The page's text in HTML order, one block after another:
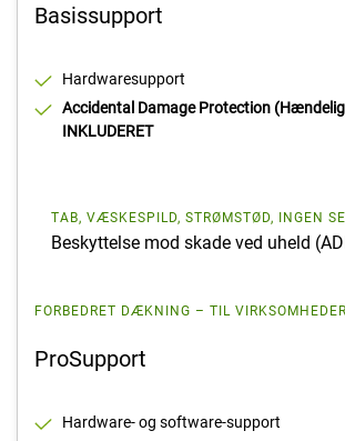
Basissupport
Hardwaresupport
Accidental Damage Protection
INKLUDERET
TAB, VÆSKESPILD, STRØMSTØD, INGEN
Beskyttelse mod skade ved uheld
FORBEDRET DÆKNING – TIL VIRKSOMHEDER
ProSupport
Hardware- og software-support